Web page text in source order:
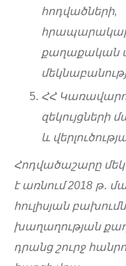
հոդվածների,
քաղաքական
ՀՀ
և
Հոդվածաշարը
է առնում 2018 թ․
հուլիսյան
խաղաղության
դրանց շուրջ